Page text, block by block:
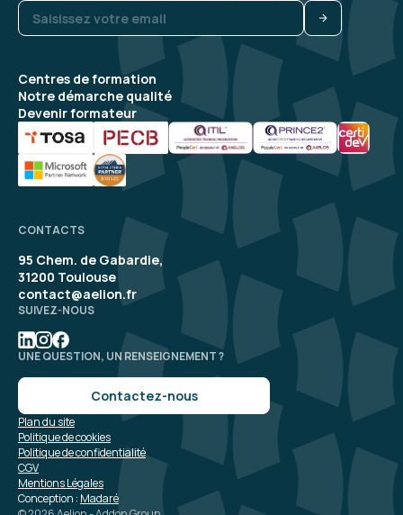
Centres de formation
Notre démarche qualité
Devenir formateur
CONTACTS
95 Chem. de Gabardie,
31200 Toulouse
contact@aelion.fr
SUIVEZ-NOUS
UNE QUESTION, UN RENSEIGNEMENT ?
Contactez-nous
Conception : Madaré
Mentions Légales
CGV
Politique de confidentialité
Politique de cookies
Plan du site